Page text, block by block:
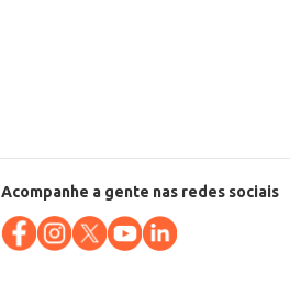
Acompanhe a gente nas redes sociais